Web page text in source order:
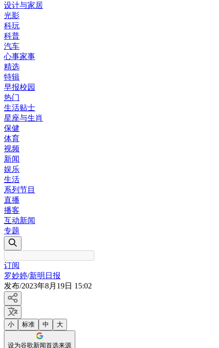
设计与家居
光影
科玩
科普
汽车
心事家事
精选
特辑
早报校园
热门
生活贴士
星座与生肖
保健
体育
视频
新闻
娱乐
生活
系列节目
直播
播客
互动新闻
专题
订阅
罗妙婷/新明日报
发布/2023年8月19日 15:02
小 标准 中 大
设为谷歌新闻首选来源